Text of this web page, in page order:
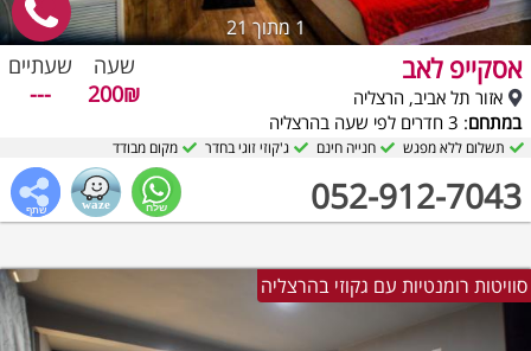
1מתוך 21
אסקייפ לאב
אזור תל אביב, הרצליה
במתחם: 3 חדרים לפי שעה בהרצליה
052-912-7043
שעה
200₪
שעתיים
---
תשלום ללא מפגש חנייה חינם ג'קוזי זוגי בחדר מקום מבודד
סוויטות רומנטיות עם גקוזי בהרצליה